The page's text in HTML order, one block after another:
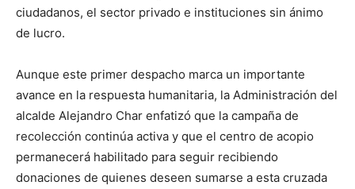
ciudadanos, el sector privado e instituciones sin ánimo
de lucro.
Aunque este primer despacho marca un importante
avance en la respuesta humanitaria, la Administración del
alcalde Alejandro Char enfatizó que la campaña de
recolección continúa activa y que el centro de acopio
permanecerá habilitado para seguir recibiendo
donaciones de quienes deseen sumarse a esta cruzada